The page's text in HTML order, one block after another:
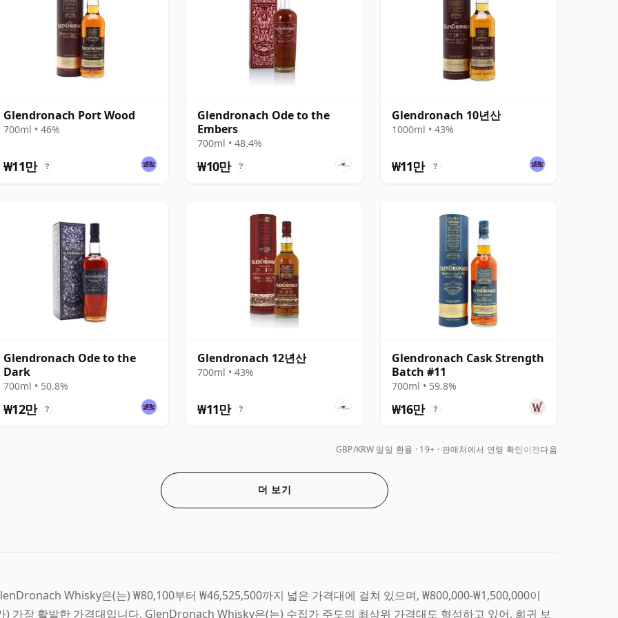
Glendronach Port Wood
700ml • 46%
₩11만 ?
Glendronach Ode to the
Embers
700ml • 48.4%
₩10만 ?
Glendronach 10년산
1000ml • 43%
₩11만 ?
Glendronach Ode to the
Dark
700ml • 50.8%
₩12만 ?
Glendronach 12년산
700ml • 43%
₩11만 ?
Glendronach Cask Strength
Batch #11
700ml • 59.8%
₩16만 ?
더 보기
GBP/KRW 일일 환율 19+ · 판매처에서 연령 확인 이전다음
Whisky은(는) ₩80,100부터 ₩46,525,500까지 넓은 가격대에 걸쳐 있으며, ₩800,000-₩1,500,000이
) 가장 활발한 가격대입니다. GlenDronach Whisky은(는) 수집가 주도의 최상위 가격대도 형성하고 있어, 희귀 보